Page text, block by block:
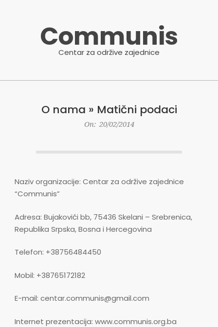
Communis
Centar za održive zajednice
O nama » Matični podaci
On: 20/02/2014
Naziv organizacije: Centar za održive zajednice
“Communis”
Adresa: Bujakovići bb, 75436 Skelani – Srebrenica,
Republika Srpska, Bosna i Hercegovina
Telefon: +38756484450
Mobil: +38765172182
E-mail: centar.communis@gmail.com
Internet prezentacija: www.communis.org.ba